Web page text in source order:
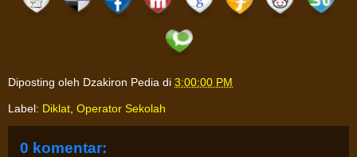
Diposting oleh Dzakiron Pedia di 3:00:00 PM
Label: Diklat Operator Sekolah
0 komentar: